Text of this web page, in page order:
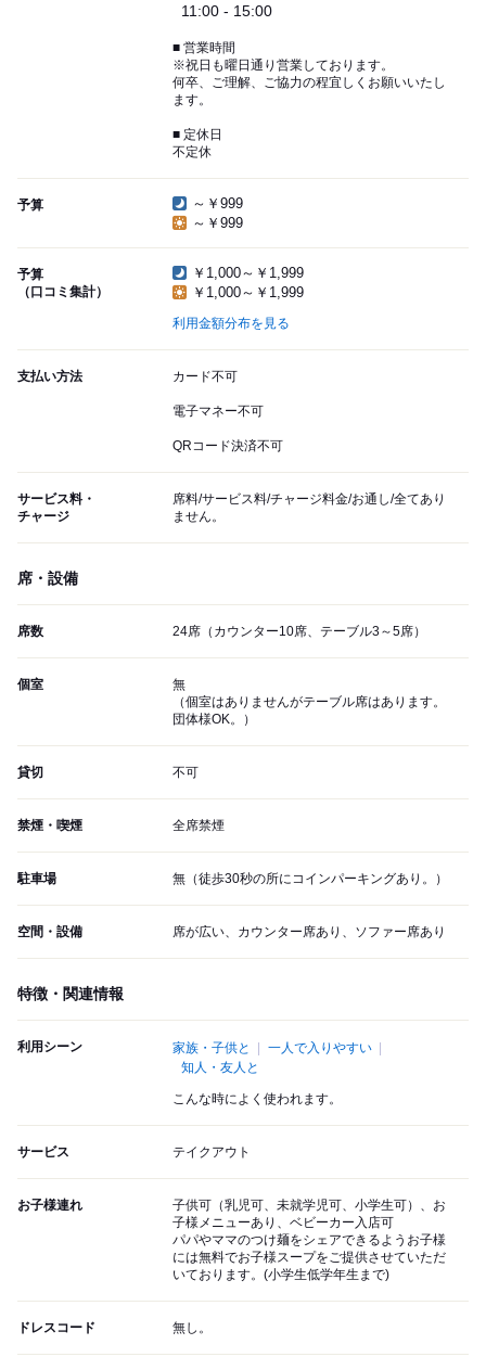
11:00 - 15:00
■ 営業時間
※祝日も曜日通り営業しております。
何卒、ご理解、ご協力の程宜しくお願いいたし
ます。
■ 定休日
不定休
予算
～￥999
～￥999
予算
（口コミ集計）
￥1,000～￥1,999
￥1,000～￥1,999
利用金額分布を見る
支払い方法 カード不可
電子マネー不可
QRコード決済不可
サービス料・
チャージ
席料/サービス料/チャージ料金/お通し/全てあり
ません。
席・設備
席数 24席（カウンター10席、テーブル3～5席）
個室
無
（個室はありませんがテーブル席はあります。
団体様OK。）
貸切 不可
禁煙・喫煙 全席禁煙
駐車場 無（徒歩30秒の所にコインパーキングあり。）
空間・設備 席が広い、カウンター席あり、ソファー席あり
特徴・関連情報
利用シーン 家族・子供と
一人で入りやすい
知人・友人と
こんな時によく使われます。
サービス テイクアウト
お子様連れ
子供可（乳児可、未就学児可、小学生可）、お
子様メニューあり、ベビーカー入店可
パパやママのつけ麺をシェアできるようお子様
には無料でお子様スープをご提供させていただ
いております。(小学生低学年生まで)
ドレスコード 無し。